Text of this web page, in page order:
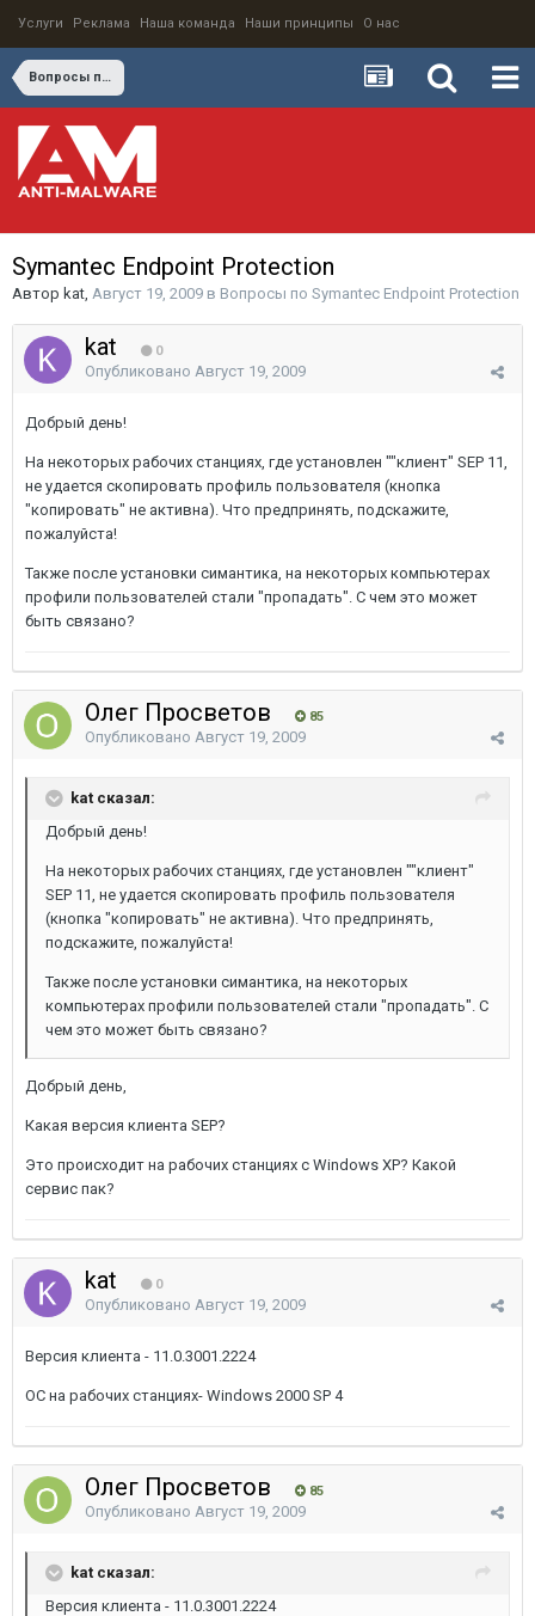
Услуги Реклама Наша команда Наши принципы О нас
Вопросы по Symantec Endpoint Protection
Symantec Endpoint Protection
Автор kat, Август 19, 2009 в Вопросы по Symantec Endpoint Protection
kat 0
Опубликовано Август 19, 2009
Добрый день!
На некоторых рабочих станциях, где установлен ""клиент" SEP 11,
не удается скопировать профиль пользователя (кнопка
"копировать" не активна). Что предпринять, подскажите,
пожалуйста!
Также после установки симантика, на некоторых компьютерах
профили пользователей стали "пропадать". С чем это может
быть связано?
Олег Просветов 85
Опубликовано Август 19, 2009
kat сказал:
Добрый день!
На некоторых рабочих станциях, где установлен ""клиент"
SEP 11, не удается скопировать профиль пользователя
(кнопка "копировать" не активна). Что предпринять,
подскажите, пожалуйста!
Также после установки симантика, на некоторых
компьютерах профили пользователей стали "пропадать". С
чем это может быть связано?
Добрый день,
Какая версия клиента SEP?
Это происходит на рабочих станциях с Windows XP? Какой
сервис пак?
kat 0
Опубликовано Август 19, 2009
Версия клиента - 11.0.3001.2224
ОС на рабочих станциях- Windows 2000 SP 4
Олег Просветов 85
Опубликовано Август 19, 2009
kat сказал:
Версия клиента - 11.0.3001.2224